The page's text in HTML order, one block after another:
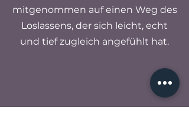
mitgenommen auf einen Weg des
Loslassens, der sich leicht, echt
und tief zugleich angefühlt hat.